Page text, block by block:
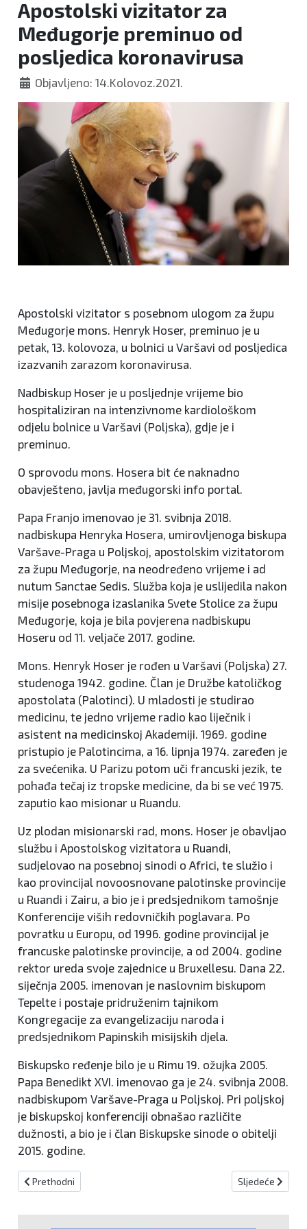
Apostolski vizitator za
Međugorje preminuo od
posljedica koronavirusa
Objavljeno: 14.Kolovoz.2021.
Apostolski vizitator s posebnom ulogom za župu
Međugorje mons. Henryk Hoser, preminuo je u
petak, 13. kolovoza, u bolnici u Varšavi od posljedica
izazvanih zarazom koronavirusa.
Nadbiskup Hoser je u posljednje vrijeme bio
hospitaliziran na intenzivnome kardiološkom
odjelu bolnice u Varšavi (Poljska), gdje je i
preminuo.
O sprovodu mons. Hosera bit će naknadno
obavješteno, javlja međugorski info portal.
Papa Franjo imenovao je 31. svibnja 2018.
nadbiskupa Henryka Hosera, umirovljenoga biskupa
Varšave-Praga u Poljskoj, apostolskim vizitatorom
za župu Međugorje, na neodređeno vrijeme i ad
nutum Sanctae Sedis. Služba koja je uslijedila nakon
misije posebnoga izaslanika Svete Stolice za župu
Međugorje, koja je bila povjerena nadbiskupu
Hoseru od 11. veljače 2017. godine.
Mons. Henryk Hoser je rođen u Varšavi (Poljska) 27.
studenoga 1942. godine. Član je Družbe katoličkog
apostolata (Palotinci). U mladosti je studirao
medicinu, te jedno vrijeme radio kao liječnik i
asistent na medicinskoj Akademiji. 1969. godine
pristupio je Palotincima, a 16. lipnja 1974. zaređen je
za svećenika. U Parizu potom uči francuski jezik, te
pohađa tečaj iz tropske medicine, da bi se već 1975.
zaputio kao misionar u Ruandu.
Uz plodan misionarski rad, mons. Hoser je obavljao
službu i Apostolskog vizitatora u Ruandi,
sudjelovao na posebnoj sinodi o Africi, te služio i
kao provincijal novoosnovane palotinske provincije
u Ruandi i Zairu, a bio je i predsjednikom tamošnje
Konferencije viših redovničkih poglavara. Po
povratku u Europu, od 1996. godine provincijal je
francuske palotinske provincije, a od 2004. godine
rektor ureda svoje zajednice u Bruxellesu. Dana 22.
siječnja 2005. imenovan je naslovnim biskupom
Tepelte i postaje pridruženim tajnikom
Kongregacije za evangelizaciju naroda i
predsjednikom Papinskih misijskih djela.
Biskupsko ređenje bilo je u Rimu 19. ožujka 2005.
Papa Benedikt XVI. imenovao ga je 24. svibnja 2008.
nadbiskupom Varšave-Praga u Poljskoj. Pri poljskoj
je biskupskoj konferenciji obnašao različite
dužnosti, a bio je i član Biskupske sinode o obitelji
2015. godine.
Prethodni članak: Žepčak teže ozlijeđen u prometnoj nesreći
Prethodni Sljedeći
Sljedeće